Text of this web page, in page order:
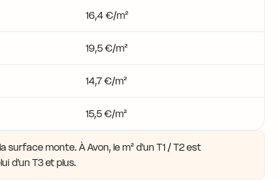
16,4 €/m²
19,5 €/m²
14,7 €/m²
15,5 €/m²
surface monte. À Avon, le m² d'un T1 / T2 est
d'un T3 et plus.